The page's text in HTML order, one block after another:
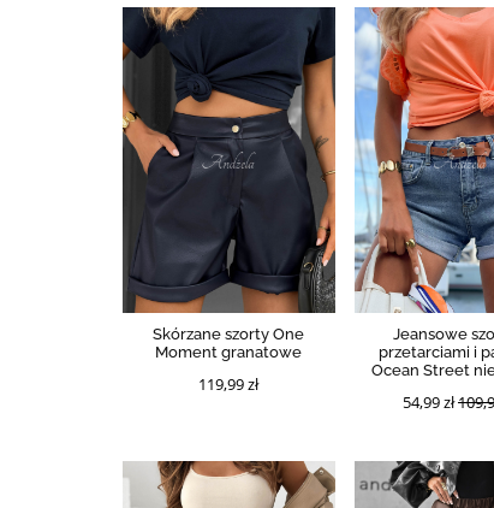
Skórzane szorty One
Moment granatowe
119,99 zł
Jeansowe
przetarciami i
Ocean Street
54,99 zł